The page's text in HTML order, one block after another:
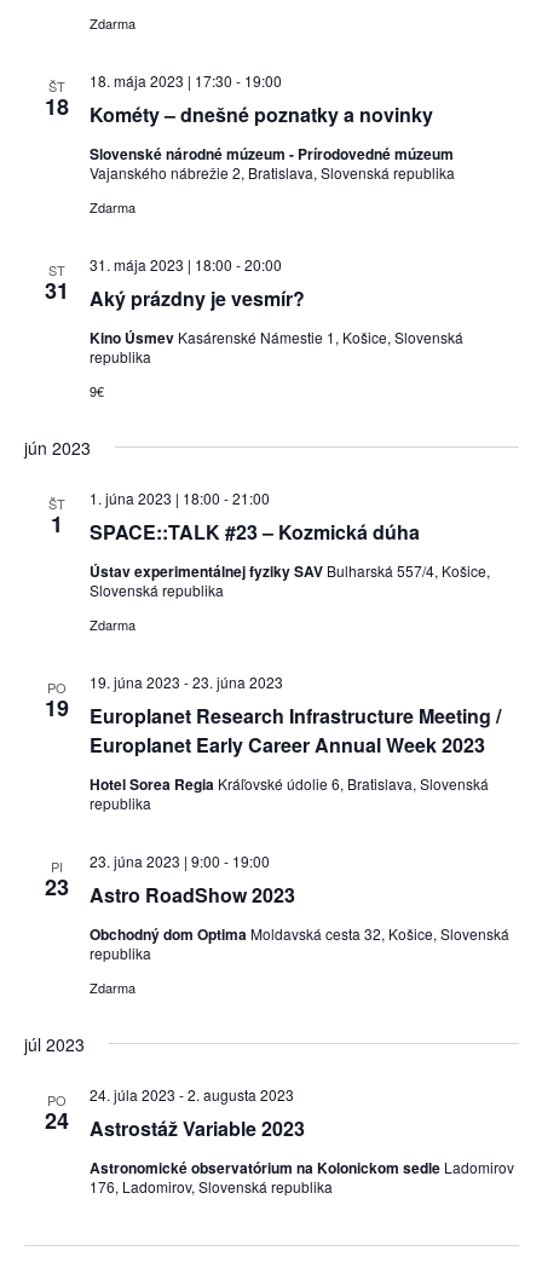
Zdarma
ŠT
18 Kométy – dnešné poznatky a novinky
18. mája 2023 | 17:30 - 19:00
Slovenské národné múzeum - Prírodovedné múzeum
Vajanského nábrežie 2, Bratislava, Slovenská republika
Zdarma
ST
31 Aký prázdny je vesmír?
31. mája 2023 | 18:00 -20:00
Kino Úsmev Kasárenské Námestie 1, Košice, Slovenská
republika
9€
jún 2023
ŠT
1 SPACE::TALK #23 – Kozmická dúha
1. júna 2023 | 18:00 -21:00
Ústav experimentálnej fyziky SAV Bulharská 557/4, Košice,
Slovenská republika
Zdarma
PO
19
Europlanet Research Infrastructure Meeting /
Europlanet Early Career Annual Week 2023
19. júna 2023 -23. júna 2023
Hotel Sorea Regia Kráľovské údolie 6, Bratislava, Slovenská
republika
PI
23 Astro RoadShow 2023
23. júna 2023 | 9:00 - 19:00
Obchodný dom OptimaMoldavská cesta 32, Košice, Slovenská
republika
Zdarma
júl 2023
PO
24 Astrostáž Variable 2023
24. júla 2023 -2. augusta 2023
Astronomické observatórium na Kolonickom sedle Ladomirov
176, Ladomirov, Slovenská republika